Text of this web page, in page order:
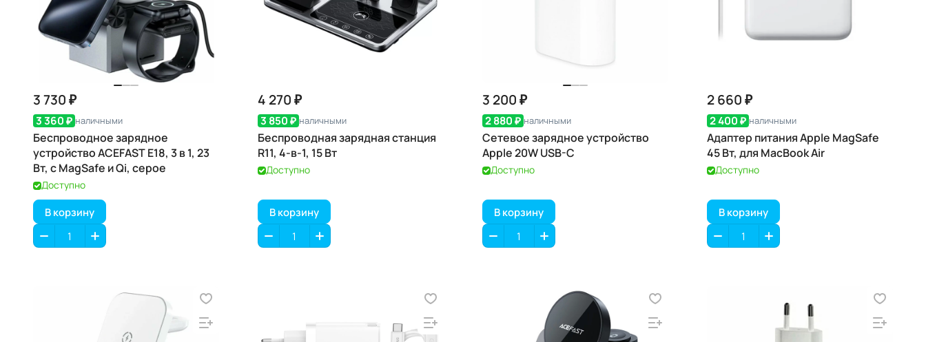
3 730 ₽
3 360 ₽ наличными
Беспроводное зарядное
устройство ACEFAST E18, 3 в 1, 23
Вт, с MagSafe и Qi, серое
Доступно
В корзину
4 270 ₽
3 850 ₽ наличными
Беспроводная зарядная станция
R11, 4-в-1, 15 Вт
Доступно
В корзину
3 200 ₽
2 880 ₽ наличными
Сетевое зарядное устройство
Apple 20W USB-C
Доступно
В корзину
2 660 ₽
2 400 ₽ наличными
Адаптер питания Apple MagSafe
45 Вт, для MacBook Air
Доступно
В корзину